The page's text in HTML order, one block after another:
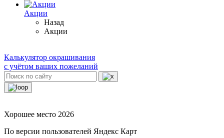
Акции
Назад
Акции
Калькулятор окрашивания
с учётом ваших пожеланий
Хорошее место 2026
По версии пользователей Яндекс Карт